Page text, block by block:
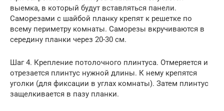
выемка, в который будут вставляться панели.
Саморезами с шайбой планку крепят к решетке по
всему периметру комнаты. Саморезы вкручиваются в
середину планки через 20-30 см.
Шаг 4. Крепление потолочного плинтуса. Отмеряется и
отрезается плинтус нужной длины. К нему крепятся
уголки (для фиксации в углах комнаты). Затем плинтус
защелкивается в пазу планки.